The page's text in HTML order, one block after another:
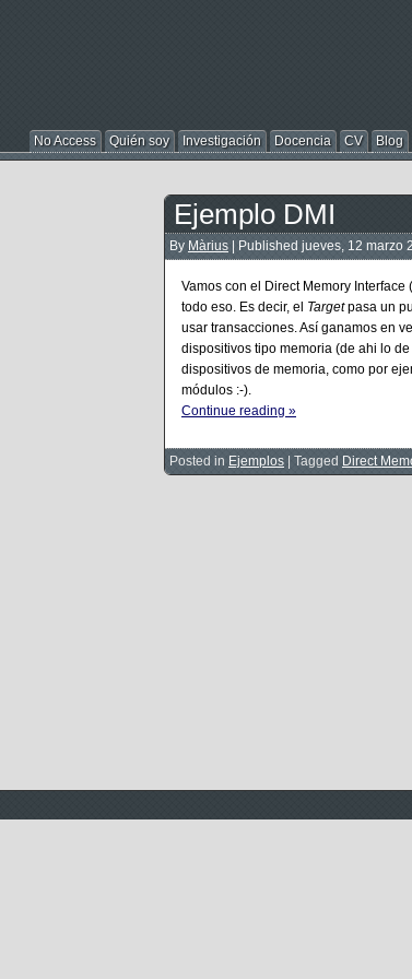
No Access Quién soy Investigación Docencia CV Blog
Ejemplo DMI
By Màrius Published jueves, 12 marzo
Vamos con el Direct Memory
todo eso. Es decir, el Targetpasa un
usar transacciones. Así ganamos en
dispositivos tipo memoria (de ahi lo
dispositivos de memoria, como por
módulos :-).
Continue reading »
Posted in Ejemplos Tagged Direct